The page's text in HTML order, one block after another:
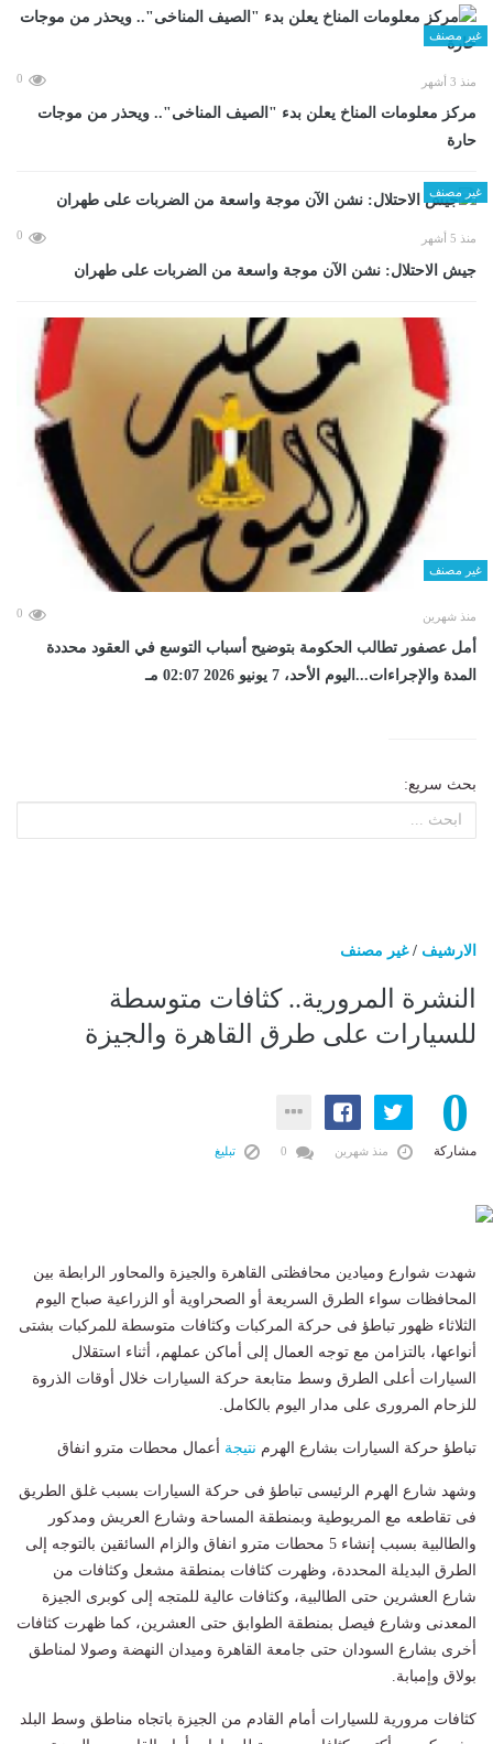
غير مصنف
منذ 3 أشهر 0
مركز معلومات المناخ يعلن بدء "الصيف المناخى".. ويحذر من موجات
حارة
غير مصنف
منذ 5 أشهر 0
جيش الاحتلال: نشن الآن موجة واسعة من الضربات على طهران
غير مصنف
منذ شهرين 0
أمل عصفور تطالب الحكومة بتوضيح أسباب التوسع في العقود محددة
المدة والإجراءات...اليوم الأحد، 7 يونيو 2026 02:07 مـ
بحث سريع:
الارشيف /غير مصنف
النشرة المرورية.. كثافات متوسطة
للسيارات على طرق القاهرة والجيزة
0
مشاركة منذ شهرين تبليغ
شهدت شوارع وميادين محافظتى القاهرة والجيزة والمحاور الرابطة بين
المحافظات سواء الطرق السريعة أو الصحراوية أو الزراعية صباح اليوم
الثلاثاء ظهور تباطؤ فى حركة المركبات وكثافات متوسطة للمركبات بشتى
أنواعها، بالتزامن مع توجه العمال إلى أماكن عملهم، أثناء استقلال
السيارات أعلى الطرق وسط متابعة حركة السيارات خلال أوقات الذروة
للزحام المرورى على مدار اليوم بالكامل.
تباطؤ حركة السيارات بشارع الهرم نتيجة أعمال محطات مترو انفاق
وشهد شارع الهرم الرئيسى تباطؤ فى حركة السيارات بسبب غلق الطريق
فى تقاطعه مع المريوطية وبمنطقة المساحة وشارع العريش ومدكور
والطالبية بسبب إنشاء 5 محطات مترو انفاق والزام السائقين بالتوجه إلى
الطرق البديلة المحددة، وظهرت كثافات بمنطقة مشعل وكثافات من
شارع العشرين حتى الطالبية، وكثافات عالية للمتجه إلى كوبرى الجيزة
المعدنى وشارع فيصل بمنطقة الطوابق حتى العشرين، كما ظهرت كثافات
أخرى بشارع السودان حتى جامعة القاهرة وميدان النهضة وصولا لمناطق
بولاق وإمبابة.
كثافات مرورية للسيارات أمام القادم من الجيزة باتجاه مناطق وسط البلد